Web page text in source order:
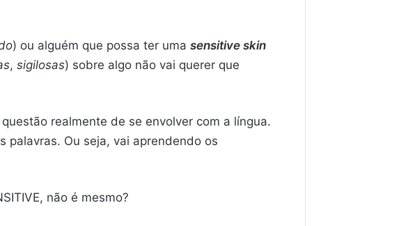
) ou alguém que possa ter uma sensitive skin
, sigilosas) sobre algo não vai querer que
realmente de se envolver com a língua.
palavras. Ou seja, vai aprendendo os
não é mesmo?